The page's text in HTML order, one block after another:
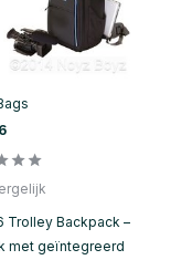
Trolley Backpack –
met geïntegreerd